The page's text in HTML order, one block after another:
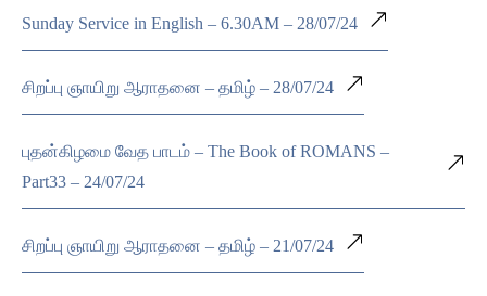
Sunday Service in English – 6.30AM – 28/07/24
சிறப்பு ஞாயிறு ஆராதனை – தமிழ் – 28/07/24
புதன்கிழமை வேத பாடம் – The Book of ROMANS –
Part33 – 24/07/24
சிறப்பு ஞாயிறு ஆராதனை – தமிழ் – 21/07/24